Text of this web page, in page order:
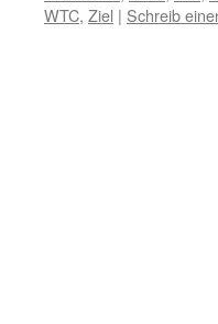
WTC, Ziel | Schreib